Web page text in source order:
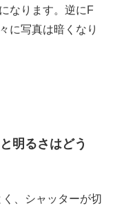
なります。逆にF
に写真は暗くなり
明るさはどう
、シャッターが切